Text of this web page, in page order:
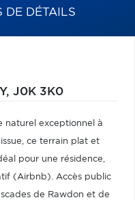
DE DÉTAILS
J0K 3K0
naturel exceptionnel à
ce terrain plat et
pour une résidence,
(Airbnb). Accès public
de Rawdon et de